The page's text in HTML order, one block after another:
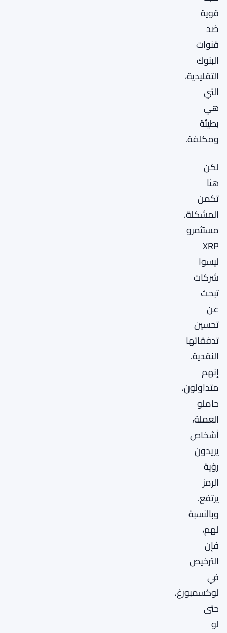
قوية
ضد
قنوات
البنوك
التقليدية،
التي
هي
بطيئة
ومكلفة.
لكن
هنا
تكمن
المشكلة.
مستثمرو
XRP
ليسوا
شركات
تبحث
عن
تحسين
تدفقاتها
النقدية.
إنهم
متداولون،
حاملو
العملة،
أشخاص
يريدون
رؤية
الرمز
يرتفع.
وبالنسبة
لهم،
فإن
الترخيص
في
لوكسمبورغ،
حتى
لو